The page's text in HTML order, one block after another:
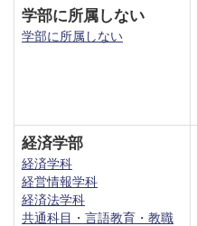
学部に所属しない
学部に所属しない
経済学部
経済学科
経営情報学科
経済法学科
共通科目・言語教育・教職